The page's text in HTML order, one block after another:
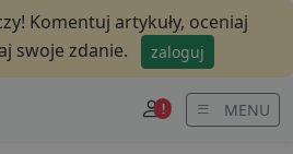
Komentuj artykuły, oceniaj
swoje zdanie.
zaloguj
! MENU